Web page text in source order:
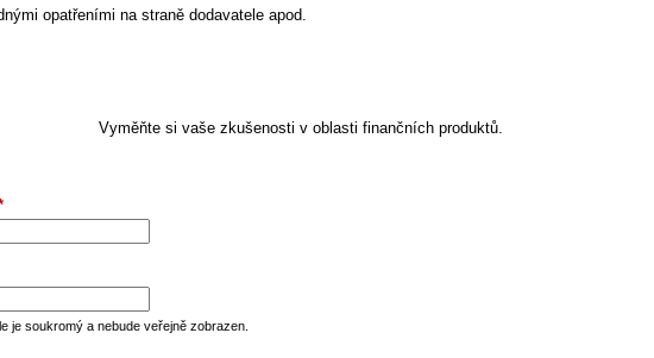
opatřeními na straně dodavatele apod.
Vyměňte si vaše zkušenosti v oblasti finančních produktů.
je soukromý a nebude veřejně zobrazen.